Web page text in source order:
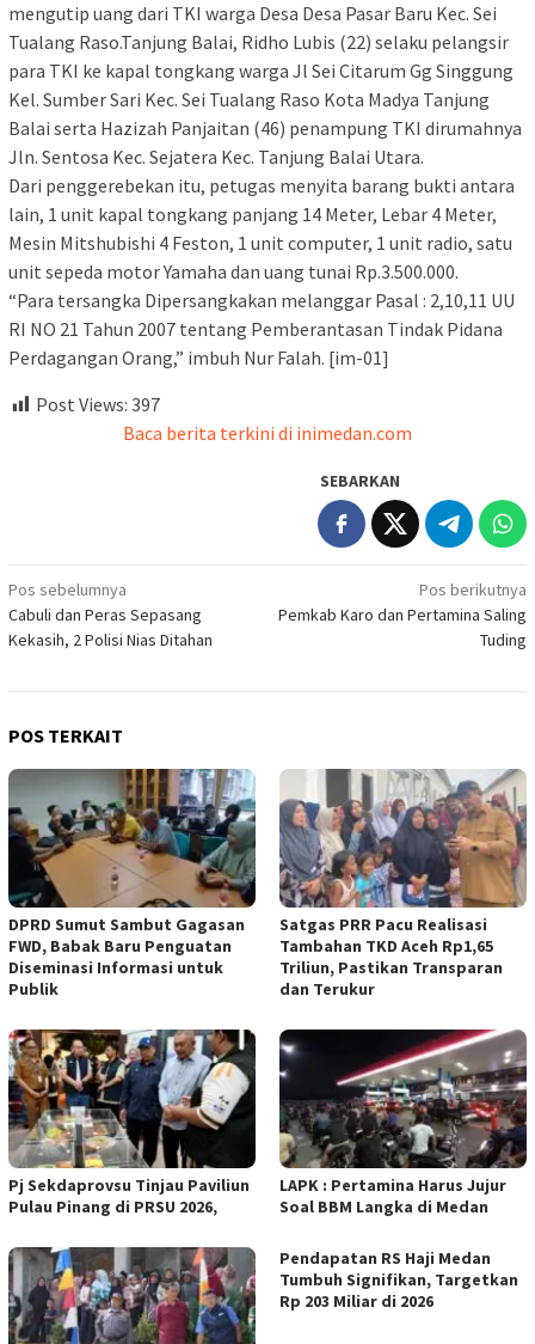
mengutip uang dari TKI warga Desa Desa Pasar Baru Kec. Sei
Tualang Raso.Tanjung Balai, Ridho Lubis (22) selaku pelangsir
para TKI ke kapal tongkang warga Jl Sei Citarum Gg Singgung
Kel. Sumber Sari Kec. Sei Tualang Raso Kota Madya Tanjung
Balai serta Hazizah Panjaitan (46) penampung TKI dirumahnya
Jln. Sentosa Kec. Sejatera Kec. Tanjung Balai Utara.
Dari penggerebekan itu, petugas menyita barang bukti antara
lain, 1 unit kapal tongkang panjang 14 Meter, Lebar 4 Meter,
Mesin Mitshubishi 4 Feston, 1 unit computer, 1 unit radio, satu
unit sepeda motor Yamaha dan uang tunai Rp.3.500.000.
“Para tersangka Dipersangkakan melanggar Pasal : 2,10,11 UU
RI NO 21 Tahun 2007 tentang Pemberantasan Tindak Pidana
Perdagangan Orang,” imbuh Nur Falah. [im-01]
Post Views: 397
Baca berita terkini di inimedan.com
SEBARKAN
Navigasi
pos
Pos sebelumnya
Cabuli dan Peras Sepasang
Kekasih, 2 Polisi Nias Ditahan
Pos berikutnya
Pemkab Karo dan Pertamina Saling
Tuding
POS TERKAIT
DPRD Sumut Sambut Gagasan
FWD, Babak Baru Penguatan
Diseminasi Informasi untuk
Publik
Satgas PRR Pacu Realisasi
Tambahan TKD Aceh Rp1,65
Triliun, Pastikan Transparan
dan Terukur
Pj Sekdaprovsu Tinjau Paviliun
Pulau Pinang di PRSU 2026,
LAPK : Pertamina Harus Jujur
Soal BBM Langka di Medan
Pendapatan RS Haji Medan
Tumbuh Signifikan, Targetkan
Rp 203 Miliar di 2026